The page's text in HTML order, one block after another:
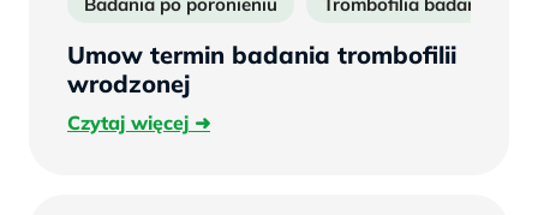
Badania po poronieniu Trombofilia badanie
Umow termin badania trombofilii
wrodzonej
Czytaj więcejCzytaj